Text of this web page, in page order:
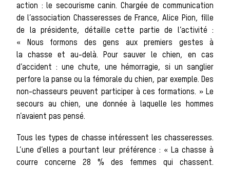
Histoire
chasse à
action : le secourisme canin. Chargée de communication
de l’association Chasseresses de France, Alice Pion, fille
de la présidente, détaille cette partie de l’activité :
« Nous formons des gens aux premiers gestes à
la chasse et au-delà. Pour sauver le chien, en cas
d’accident : une chute, une hémorragie, si un sanglier
perfore la panse ou la fémorale du chien, par exemple. Des
non-chasseurs peuvent participer à ces formations. » Le
secours au chien, une donnée à laquelle les hommes
n’avaient pas pensé.
Tous les types de chasse intéressent les chasseresses.
L’une d’elles a pourtant leur préférence : « La chasse à
courre concerne 28 % des femmes qui chassent.